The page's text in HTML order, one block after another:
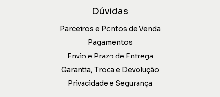
Dúvidas
Parceiros e Pontos de Venda
Pagamentos
Envio e Prazo de Entrega
Garantia, Troca e Devolução
Privacidade e Segurança